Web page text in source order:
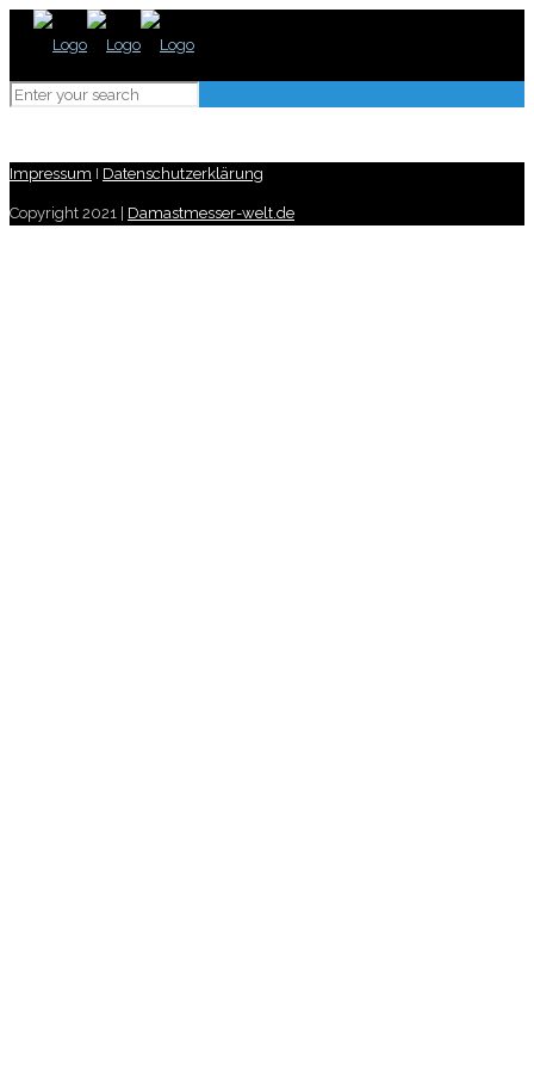
Impressum I Datenschutzerklärung
Copyright 2021 | Damastmesser-welt.de